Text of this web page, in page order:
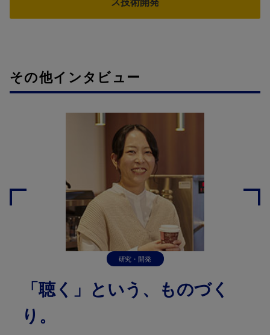
その他インタビュー
研究・開発
「聴く」という、ものづく
り。